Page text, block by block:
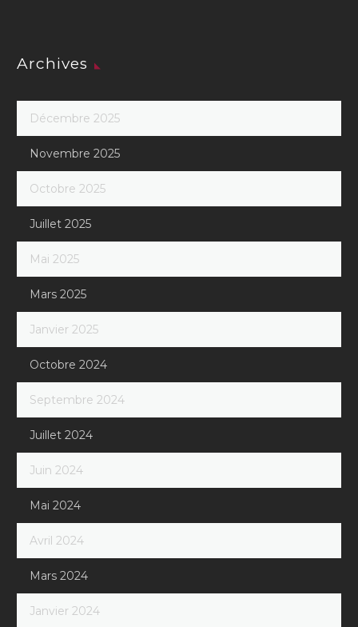
Archives
Décembre 2025
Novembre 2025
Octobre 2025
Juillet 2025
Mai 2025
Mars 2025
Janvier 2025
Octobre 2024
Septembre 2024
Juillet 2024
Juin 2024
Mai 2024
Avril 2024
Mars 2024
Janvier 2024